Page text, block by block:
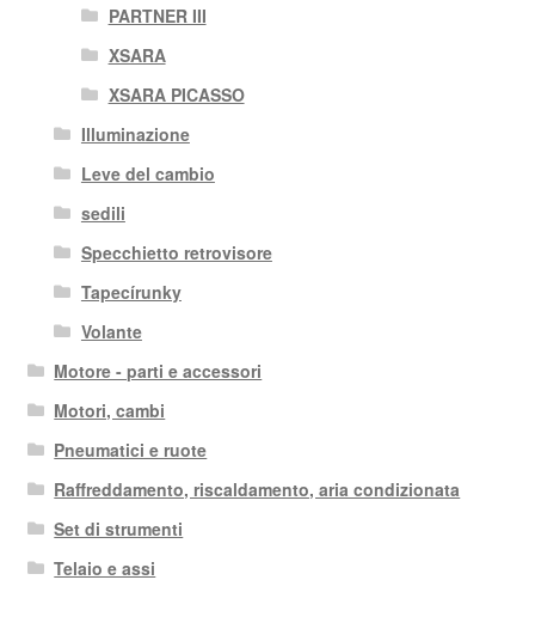
PARTNER III
XSARA
XSARA PICASSO
Illuminazione
Leve del cambio
sedili
Specchietto retrovisore
Tapecírunky
Volante
Motore - parti e accessori
Motori, cambi
Pneumatici e ruote
Raffreddamento, riscaldamento, aria condizionata
Set di strumenti
Telaio e assi